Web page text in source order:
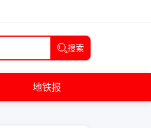
搜索
地铁报